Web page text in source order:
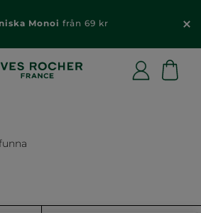
Monoi från 69 kr